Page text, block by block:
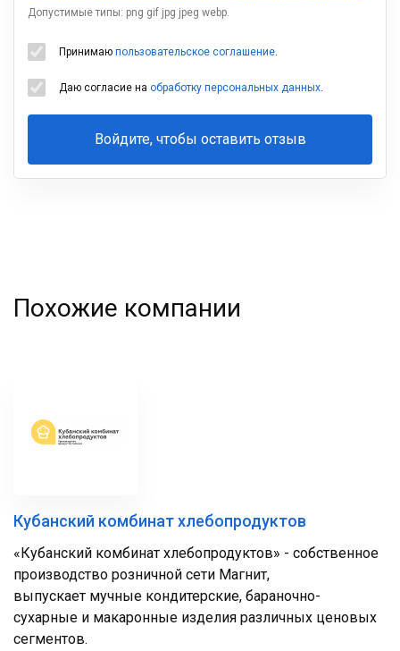
Допустимые типы: png gif jpg jpeg webp.
Принимаю пользовательское соглашение.
Даю согласие на обработку персональных данных.
Войдите, чтобы оставить отзыв
Ваша
Похожие компании
Кубанский комбинат хлебопродуктов
«Кубанский комбинат хлебопродуктов» - собственное
производство розничной сети Магнит,
выпускает мучные кондитерские, бараночно-
сухарные и макаронные изделия различных ценовых
сегментов.